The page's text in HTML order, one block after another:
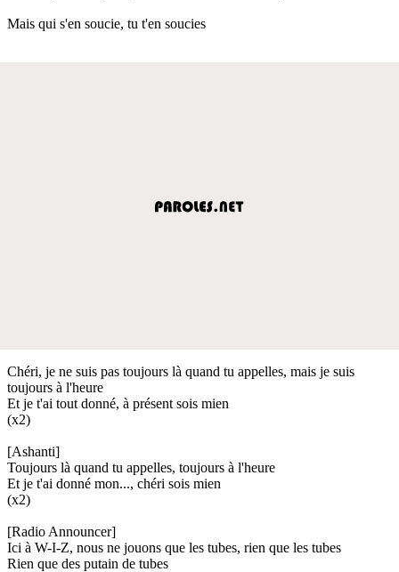
Mais qui s'en soucie, tu t'en soucies
Chéri, je ne suis pas toujours là quand tu appelles, mais je suis
toujours à l'heure
Et je t'ai tout donné, à présent sois mien
(x2)
[Ashanti]
Toujours là quand tu appelles, toujours à l'heure
Et je t'ai donné mon..., chéri sois mien
(x2)
[Radio Announcer]
Ici à W-I-Z, nous ne jouons que les tubes, rien que les tubes
Rien que des putain de tubes